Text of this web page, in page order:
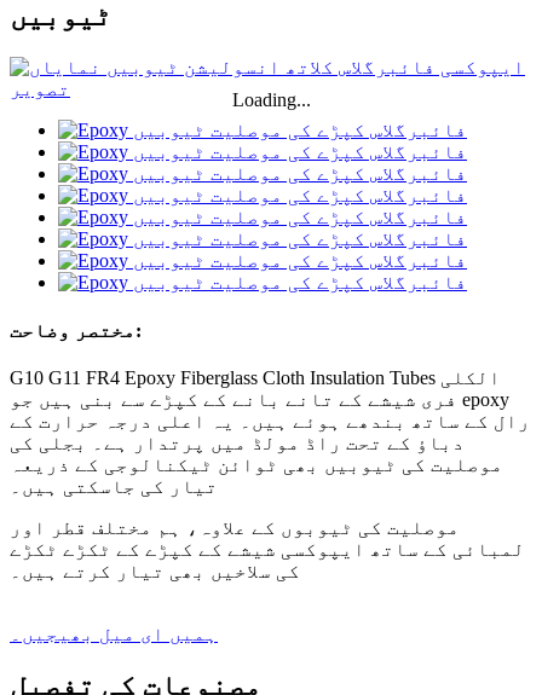
ٹیوبیں
Loading...
مختصر وضاحت:
G10 G11 FR4 Epoxy Fiberglass Cloth Insulation Tubes الکلی
فری شیشے کے تانے بانے کے کپڑے سے بنی ہیں جو epoxy
رال کے ساتھ بندھے ہوئے ہیں۔ یہ اعلی درجہ حرارت کے
دباؤ کے تحت راڈ مولڈ میں پرتدار ہے۔ بجلی کی
موصلیت کی ٹیوبیں بھی ٹوائن ٹیکنالوجی کے ذریعہ
تیار کی جاسکتی ہیں۔
موصلیت کی ٹیوبوں کے علاوہ، ہم مختلف قطر اور
لمبائی کے ساتھ ایپوکسی شیشے کے کپڑے کے ٹکڑے ٹکڑے
کی سلاخیں بھی تیار کرتے ہیں۔
ہمیں ای میل بھیجیں۔
مصنوعات کی تفصیل